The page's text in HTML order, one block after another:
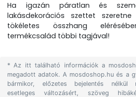
Ha igazán páratlan és
lakásdekorációs szettet
tökéletes összhang
termékcsalád többi tagjával!
* Az itt található információk a
megadott adatok. A mosdoshop.hu és a
bármikor, előzetes bejelentés nélkül
esetleges változásért, szöveg